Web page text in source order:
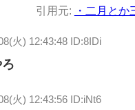
引用元: ・二月と
火) 12:43:48 ID:8IDi
火) 12:43:56 ID:iNt6